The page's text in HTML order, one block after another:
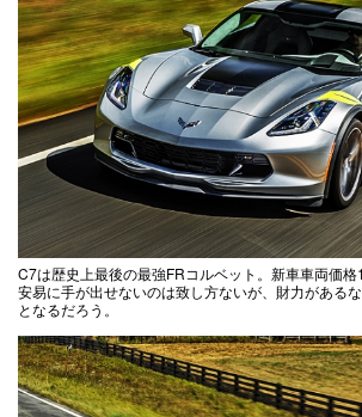
C7は歴史上最後の最強FRコルベット。新車車両価
安易に手が出せないのは致し方ないが、財力がある
となるだろう。